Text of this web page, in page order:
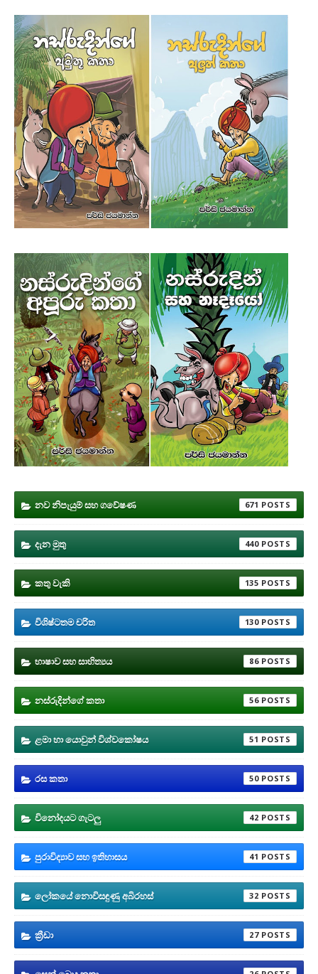
නව නිපැයුම් සහ ගවේෂණ 671
දැන මුතු 440
කතු වැකි 135
විශිෂ්ටතම චරිත 130
භාෂාව සහ සාහිත්‍යය 86
නස්රුදින්ගේ කතා 56
ළමා හා යොවුන් විශ්වකෝෂය 51
රස කතා 50
විනෝදයට ගැටලු 42
පුරාවිද්‍යාව සහ ඉතිහාසය 41
ලෝකයේ නොවිසඳුණු අබිරහස් 32
ක්‍රීඩා 27